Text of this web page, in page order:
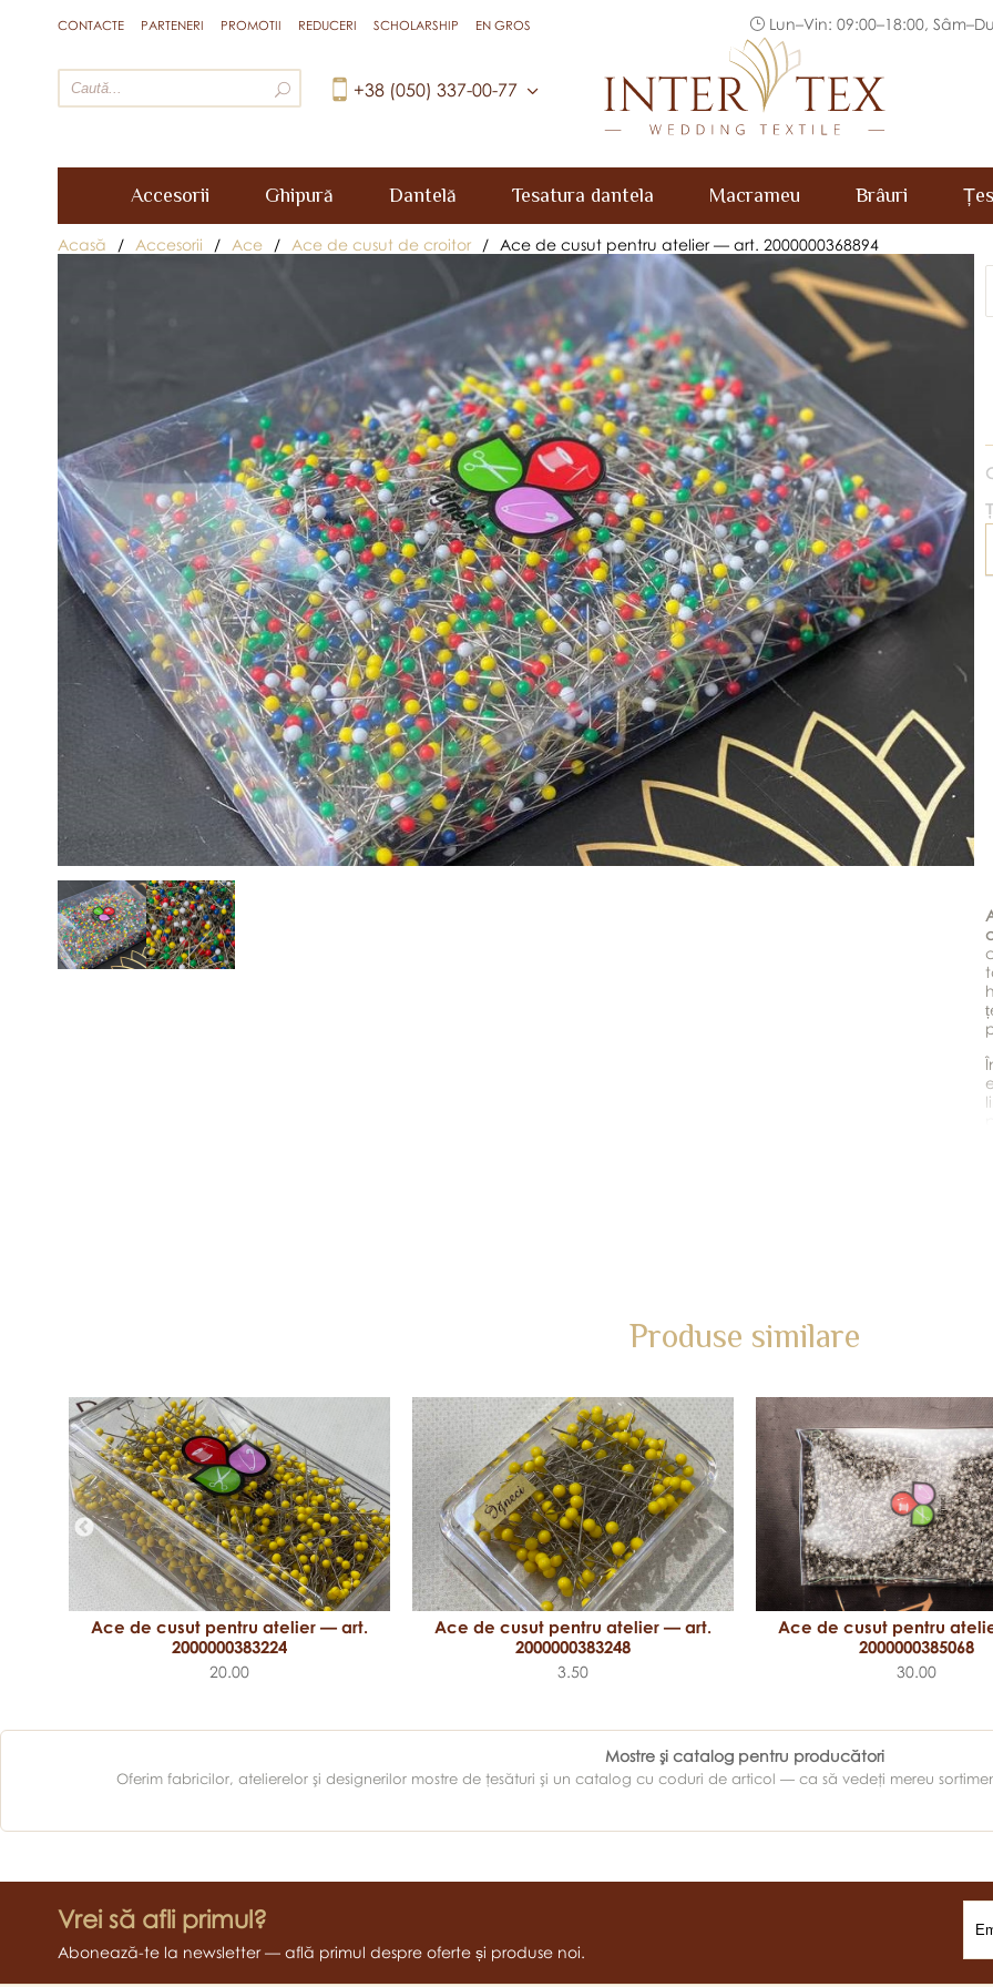
CONTACTE PARTENERI PROMOTII REDUCERI SCHOLARSHIP EN GROS Lun–Vin: 09:00–18:00,
+38 (050) 337-00-77
Accesorii Ghipură Dantelă Tesatura dantela Macrameu Brâuri
Acasă / Accesorii / Ace / Ace de cusut de croitor / Ace de cusut pentru atelier — art. 2000000368894
Produse similare
Ace de cusut pentru atelier — art.
2000000383224
20.00
Ace de cusut pentru atelier — art.
2000000383248
3.50
Ace de cusut pentru
2000000385068
30.00
Mostre şi catalog pentru producători
Oferim fabricilor, atelierelor şi designerilor mostre de ţesături şi un catalog cu coduri de articol — ca să vedeţi mereu
Vrei să afli primul?
Abonează-te la newsletter — află primul despre oferte și produse noi.